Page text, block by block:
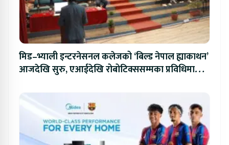
मिड–भ्याली इन्टरनेसनल कलेजको ‘बिल्ड नेपाल ह्याकाथन’
आजदेखि सुरु, एआईदेखि रोबोटिक्ससम्मका प्रविधिमा